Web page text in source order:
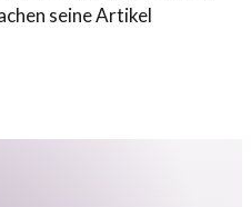
seine Artikel